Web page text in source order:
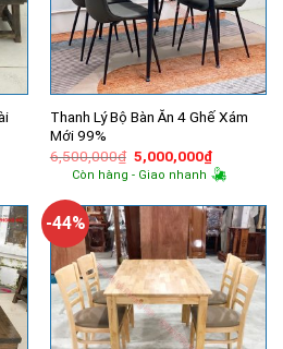
Thanh Lý Bộ Bàn Ăn 4 Ghế Xám
Mới 99%
6,500,000₫ Giá
gốc
là:
5,000,000₫Giá
hiện
tại
Còn hàng - Giao nhanh
-44%